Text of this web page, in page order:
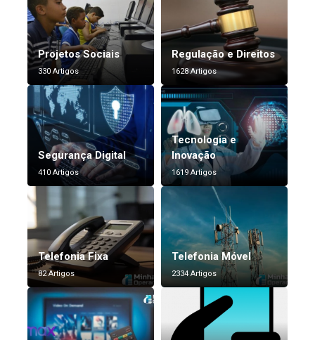
Projetos Sociais
330 Artigos
Regulação e Direitos
1628 Artigos
Segurança Digital
410 Artigos
Tecnologia e
Inovação
1619 Artigos
Telefonia Fixa
82 Artigos
Telefonia Móvel
2334 Artigos